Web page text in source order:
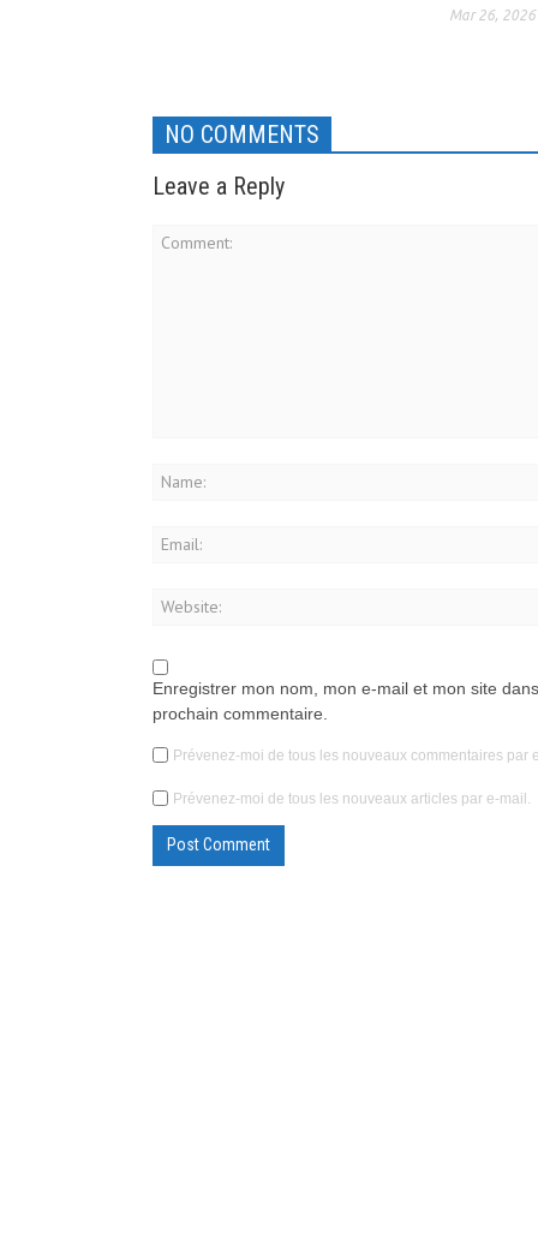
Mar 26, 2026
NO COMMENTS
Leave a Reply
Enregistrer mon nom, mon e-mail et mon site
prochain commentaire.
Prévenez-moi de tous les nouveaux commentaires par
Prévenez-moi de tous les nouveaux articles par e-mail.